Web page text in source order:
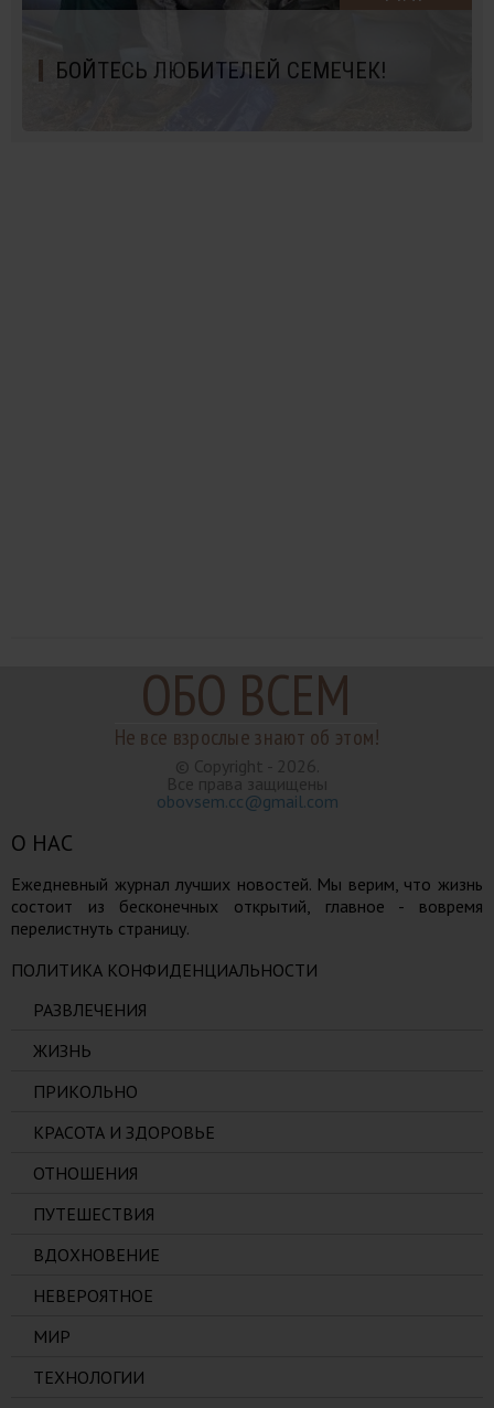
БОЙТЕСЬ ЛЮБИТЕЛЕЙ СЕМЕЧЕК!
ОБО ВСЕМ
Не все взрослые знают об этом!
© Copyright - 2026.
Все права защищены
obovsem.cc@gmail.com
О НАС
Ежедневный журнал лучших новостей. Мы верим, что жизнь
состоит из бесконечных открытий, главное - вовремя
перелистнуть страницу.
ПОЛИТИКА КОНФИДЕНЦИАЛЬНОСТИ
РАЗВЛЕЧЕНИЯ
ЖИЗНЬ
ПРИКОЛЬНО
КРАСОТА И ЗДОРОВЬЕ
ОТНОШЕНИЯ
ПУТЕШЕСТВИЯ
ВДОХНОВЕНИЕ
НЕВЕРОЯТНОЕ
МИР
ТЕХНОЛОГИИ